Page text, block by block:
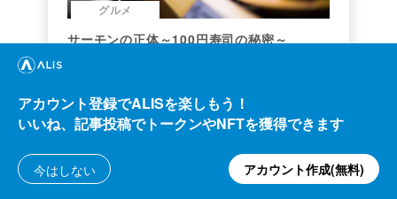
グルメ
サーモンの正体～100円寿司の秘密～
2019/07/06
アカウント登録でALISを楽しもう！
いいね、記事投稿でトークンやNFTを獲得できます
今はしない アカウント作成(無料)